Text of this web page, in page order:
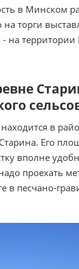
в Минском
на торги
на
в
Его
вполне
проехать
в песчано-